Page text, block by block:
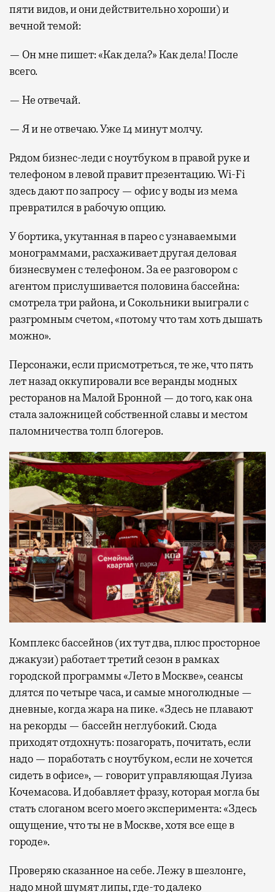
пяти видов, и они действительно хороши) и
вечной темой:
— Он мне пишет: «Как дела?» Как дела! После
всего.
— Не отвечай.
— Я и не отвечаю. Уже 14 минут молчу.
Рядом бизнес-леди с ноутбуком в правой руке и
телефоном в левой правит презентацию. Wi-Fi
здесь дают по запросу — офис у воды из мема
превратился в рабочую опцию.
У бортика, укутанная в парео с узнаваемыми
монограммами, расхаживает другая деловая
бизнесвумен с телефоном. За ее разговором с
агентом прислушивается половина бассейна:
смотрела три района, и Сокольники выиграли с
разгромным счетом, «потому что там хоть дышать
можно».
Персонажи, если присмотреться, те же, что пять
лет назад оккупировали все веранды модных
ресторанов на Малой Бронной — до того, как она
стала заложницей собственной славы и местом
паломничества толп блогеров.
Комплекс бассейнов (их тут два, плюс просторное
джакузи) работает третий сезон в рамках
городской программы «Лето в Москве», сеансы
длятся по четыре часа, и самые многолюдные —
дневные, когда жара на пике. «Здесь не плавают
на рекорды — бассейн неглубокий. Сюда
приходят отдохнуть: позагорать, почитать, если
надо — поработать с ноутбуком, если не хочется
сидеть в офисе», — говорит управляющая Луиза
Кочемасова. И добавляет фразу, которая могла бы
стать слоганом всего моего эксперимента: «Здесь
ощущение, что ты не в Москве, хотя все еще в
городе».
Проверяю сказанное на себе. Лежу в шезлонге,
надо мной шумят липы, где-то далеко